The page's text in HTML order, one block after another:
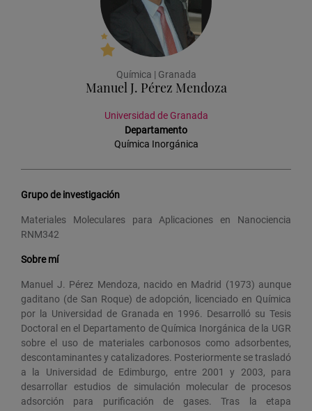
Química | Granada
Manuel J. Pérez Mendoza
Universidad de Granada
Departamento
Química Inorgánica
Grupo de investigación
Materiales Moleculares para Aplicaciones en Nanociencia
RNM342
Sobre mí
Manuel J. Pérez Mendoza, nacido en Madrid (1973) aunque
gaditano (de San Roque) de adopción, licenciado en Química
por la Universidad de Granada en 1996. Desarrolló su Tesis
Doctoral en el Departamento de Química Inorgánica de la UGR
sobre el uso de materiales carbonosos como adsorbentes,
descontaminantes y catalizadores. Posteriormente se trasladó
a la Universidad de Edimburgo, entre 2001 y 2003, para
desarrollar estudios de simulación molecular de procesos
adsorción para purificación de gases. Tras la etapa